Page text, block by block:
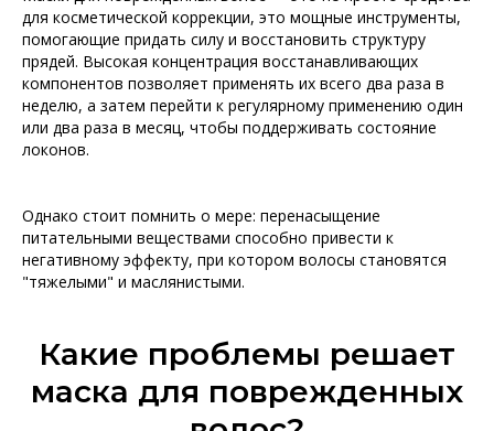
для косметической коррекции, это мощные инструменты,
помогающие придать силу и восстановить структуру
прядей. Высокая концентрация восстанавливающих
компонентов позволяет применять их всего два раза в
неделю, а затем перейти к регулярному применению один
или два раза в месяц, чтобы поддерживать состояние
локонов.
Однако стоит помнить о мере: перенасыщение
питательными веществами способно привести к
негативному эффекту, при котором волосы становятся
"тяжелыми" и маслянистыми.
Какие проблемы решает
маска для поврежденных